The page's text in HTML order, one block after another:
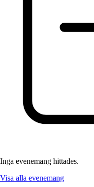
Inga evenemang hittades.
Visa alla evenemang